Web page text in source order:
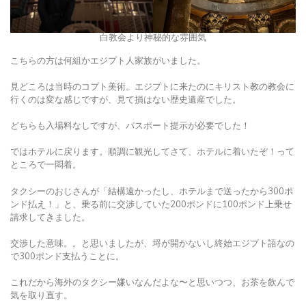
白教会より神秘的な雰囲気
こちらの方は何組かエジプト人家族がいました。
見どころは当時のコプト美術。エジプトに来たのにキリスト教の教会に
行くのは変な感じですが、見て損はない歴史遺産でした。
どちらも入場料なしですが、パスポート提示が必要でした！
ではホテルに戻ります。順調に観光してさて、ホテルに着いたぞ！って
ところで一悶着。
タクシーのおじさんが「結構遠かったし、ホテルまで送ったから300ポ
ンド払え！」と、乗る前に交渉していた200ポンドに100ポンド上乗せ
請求してきました。
交渉した意味。。と思いましたが、埒が開かないし終始エジプト語なの
で300ポンド支払うことに。
これだから海外のタクシー嫌いなんだよな〜と思いつつ、お茶を飲んで
気を取り直す。